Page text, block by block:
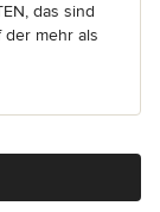
das sind
mehr als